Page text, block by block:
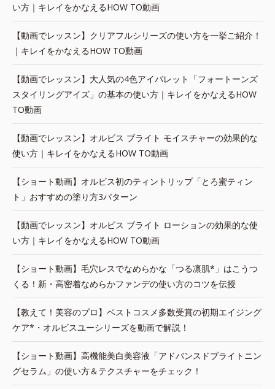
い方｜キレイをかなえるHOW TO動画
【動画でレッスン】クリアフルシリーズの使い方を一挙ご紹介！
｜キレイをかなえるHOW TO動画
【動画でレッスン】大人気の4色アイパレット「フォートーンズ
スタイリングアイズ」の基本の使い方｜キレイをかなえるHOW
TO動画
【動画でレッスン】オルビス ブライト モイスチャーの効果的な
使い方｜キレイをかなえるHOW TO動画
【ショート動画】オルビス初のティントリップ「とろ蜜ティン
ト」おすすめの塗り方3パターン
【動画でレッスン】オルビス ブライト ローションの効果的な使
い方｜キレイをかなえるHOW TO動画
【ショート動画】毛穴レスでなめらかな「つる凛肌*」はこうつ
くる！新・高密着なめらかファンデの使い方のコツを伝授
【教えて！美容のプロ】ベストコスメ多数受賞の初期エイジング
ケア*・オルビスユーシリーズを動画で解説！
【ショート動画】高機能美白美容液「アドバンスドブライトニン
グセラム」の使い方＆テクスチャーをチェック！